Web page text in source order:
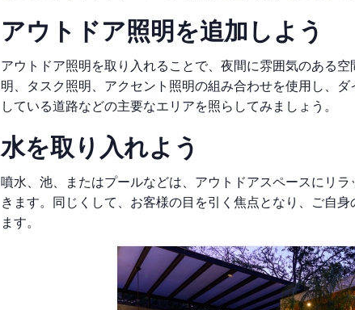
アウトドア照明を追加しよう
アウトドア照明を取り入れることで、夜間に雰囲気のある
明、タスク照明、アクセント照明の組み合わせを使用し、
している道路などの主要なエリアを照らしてみましょう。
水を取り入れよう
噴水、池、またはプールなどは、アウトドアスペースにリ
きます。同じくして、お客様の目を引く焦点となり、ご自
ます。